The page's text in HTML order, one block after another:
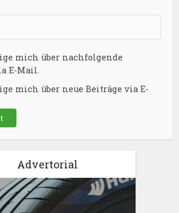
mich über nachfolgende
E-Mail.
mich über neue Beiträge via E-
Advertorial